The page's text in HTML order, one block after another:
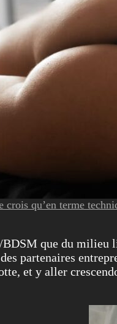
crois qu’en terme
que du milieu
partenaires
et y aller